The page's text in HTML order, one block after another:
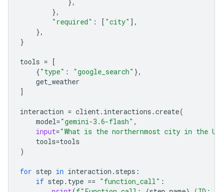
},
"required" : [ "city" ],
},
}
tools =
[
{"type" : "google_search" },
get_weather
]
interaction = client. interactions .create(
model="gemini-3.6-flash" ,
input="What is the northernmost city in the
tools=tools
)
for step in interaction . steps :
if step . type == "function_call" :